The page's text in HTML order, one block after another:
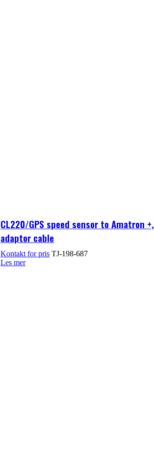
CL220/GPS speed sensor to Amatron +,
adaptor cable
TJ-198-687
Les mer